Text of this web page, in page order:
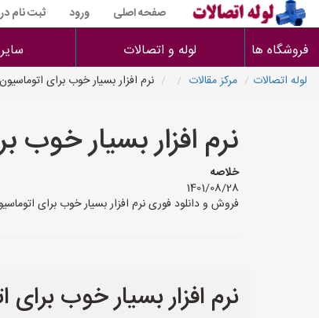
صفحه اصلی ورود ثبت نام
فروشگاه ها لوله و اتصالات
لوله اتصالات مرکز مقالات نرم افزار بسیار خوب برای
نرم افزار بسیار
خلاصه
1401/08/28
فروش و دانلود فوری نرم افزار بسیار خوب برای
نرم افزار بسیار خوب